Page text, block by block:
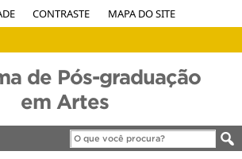
CONTRASTE MAPA DO SITE
de Pós-graduação
em Artes